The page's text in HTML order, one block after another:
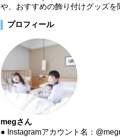
や、おすすめの飾り付けグッズを
プロフィール
megさん
● Instagramアカウント名：